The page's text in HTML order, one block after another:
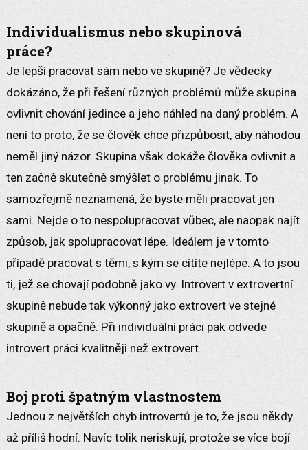
Individualismus nebo skupinová
práce?
Je lepší pracovat sám nebo ve skupině? Je vědecky
dokázáno, že při řešení různých problémů může skupina
ovlivnit chování jedince a jeho náhled na daný problém. A
není to proto, že se člověk chce přizpůbosit, aby náhodou
neměl jiný názor. Skupina však dokáže člověka ovlivnit a
ten začně skutečně smýšlet o problému jinak. To
samozřejmě neznamená, že byste měli pracovat jen
sami. Nejde o to nespolupracovat vůbec, ale naopak najít
způsob, jak spolupracovat lépe. Ideálem je v tomto
případě pracovat s těmi, s kým se cítíte nejlépe. A to jsou
ti, jež se chovají podobně jako vy. Introvert v extrovertní
skupině nebude tak výkonný jako extrovert ve stejné
skupině a opačně. Při individuální práci pak odvede
introvert práci kvalitněji než extrovert.
Boj proti špatným vlastnostem
Jednou z největších chyb introvertů je to, že jsou někdy
až příliš hodní. Navíc tolik neriskují, protože se více bojí